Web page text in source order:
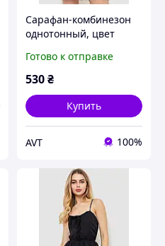
Сарафан-комбинезон
однотонный, цвет
Готово к отправке
530₴
Купить
AVT 100%